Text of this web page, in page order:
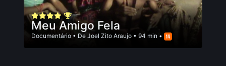
Meu Amigo Fela
Documentário • De Joel Zito Araujo • 94 min •